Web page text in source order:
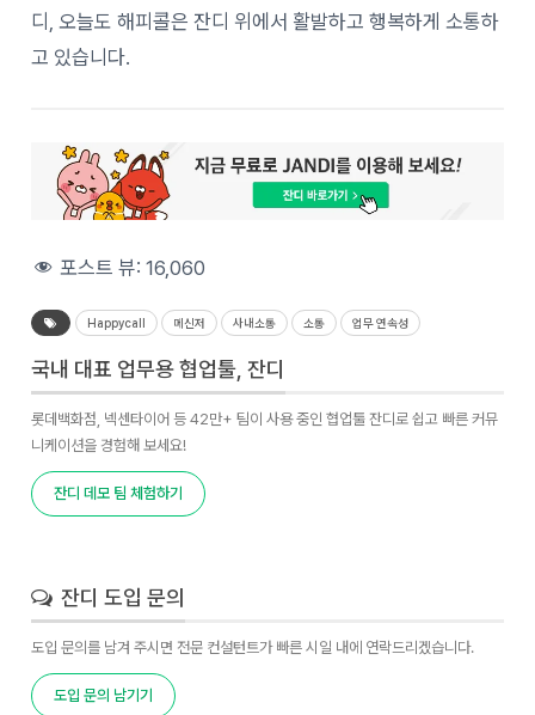
디, 오늘도 해피콜은 잔디 위에서 활발하고 행복하게 소통하
고 있습니다.
포스트 뷰:16,060
Happycall 메신저 사내소통 소통 업무 연속성
국내 대표 업무용 협업툴, 잔디
롯데백화점, 넥센타이어 등 42만+ 팀이 사용 중인 협업툴 잔디로 쉽고 빠른 커뮤
니케이션을 경험해 보세요!
잔디 데모 팀 체험하기
잔디 도입 문의
도입 문의를 남겨 주시면 전문 컨설턴트가 빠른 시일 내에 연락드리겠습니다.
도입 문의 남기기